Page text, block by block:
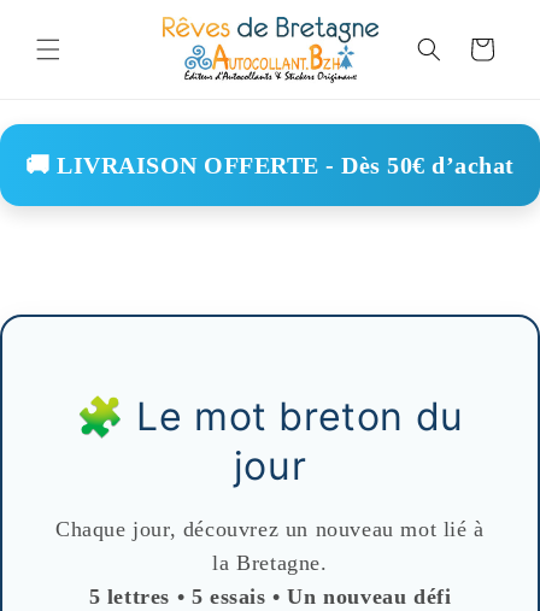
content
Cart
🚚 LIVRAISON OFFERTE - Dès 50€ d’achat
🧩 Le mot breton du
jour
Chaque jour, découvrez un nouveau mot lié à
la Bretagne.
5 lettres • 5 essais • Un nouveau défi